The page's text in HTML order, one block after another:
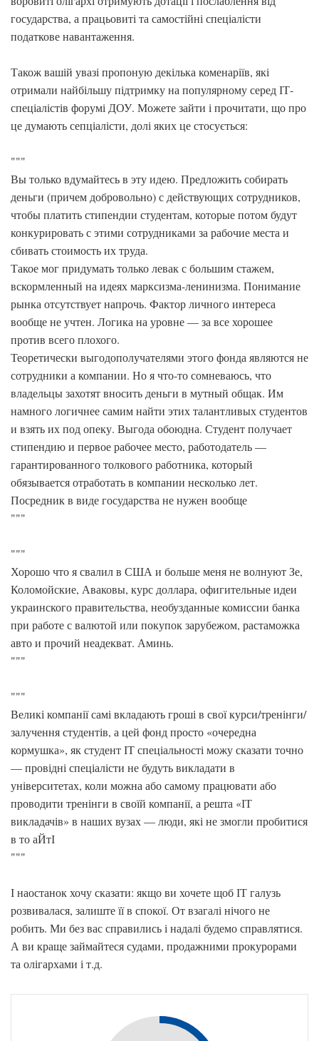
государства, а працьовиті та самостійні спеціалісти
податкове навантаження.
Також вашій увазі пропоную декілька коменаріїв, які
отримали найбільшу підтримку на популярному серед ІТ-
спеціалістів форумі ДОУ. Можете зайти і прочитати, що про
це думають сепціалісти, долі яких це стосується:
"""
Вы только вдумайтесь в эту идею. Предложить собирать
деньги (причем добровольно) с действующих сотрудников,
чтобы платить стипендии студентам, которые потом будут
конкурировать с этими сотрудниками за рабочие места и
сбивать стоимость их труда.
Такое мог придумать только левак с большим стажем,
вскормленный на идеях марксизма-ленинизма. Понимание
рынка отсутствует напрочь. Фактор личного интереса
вообще не учтен. Логика на уровне — за все хорошее
против всего плохого.
Теоретически выгодополучателями этого фонда являются не
сотрудники а компании. Но я что-то сомневаюсь, что
владельцы захотят вносить деньги в мутный общак. Им
намного логичнее самим найти этих талантливых студентов
и взять их под опеку. Выгода обоюдна. Студент получает
стипендию и первое рабочее место, работодатель —
гарантированного толкового работника, который
обязывается отработать в компании несколько лет.
Посредник в виде государства не нужен вообще
"""
"""
Хорошо что я свалил в США и больше меня не волнуют Зе,
Коломойские, Аваковы, курс доллара, офигительные идеи
украинского правительства, необузданные комиссии банка
при работе с валютой или покупок зарубежом, растаможка
авто и прочий неадекват. Аминь.
"""
"""
Великі компанії самі вкладають гроші в свої курси/тренінги/
залучення студентів, а цей фонд просто «очередна
кормушка», як студент ІТ спеціальності можу сказати точно
— провідні спеціалісти не будуть викладати в
університетах, коли можна або самому працювати або
проводити тренінги в своїй компанії, а решта «ІТ
викладачів» в наших вузах — люди, які не змогли пробитися
в то аЙтІ
"""
І наостанок хочу сказати: якщо ви хочете щоб ІТ галузь
розвивалася, залиште її в спокої. От взагалі нічого не
робить. Ми без вас справились і надалі будемо справлятися.
А ви краще займайтеся судами, продажними прокурорами
та олігархами і т.д.